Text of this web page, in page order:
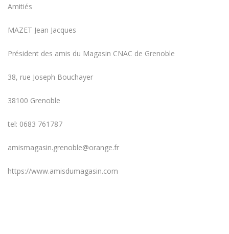
Amitiés
MAZET Jean Jacques
Président des amis du Magasin CNAC de Grenoble
38, rue Joseph Bouchayer
38100 Grenoble
tel: 0683 761787
amismagasin.grenoble@orange.fr
https://www.amisdumagasin.com